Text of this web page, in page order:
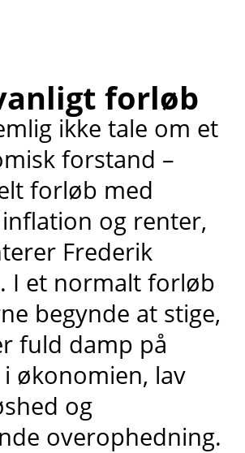
forløb
ikke tale om et
forstand –
forløb med
og renter,
Frederik
I et normalt forløb
begynde at stige,
fuld damp på
økonomien, lav
og
overophedning.